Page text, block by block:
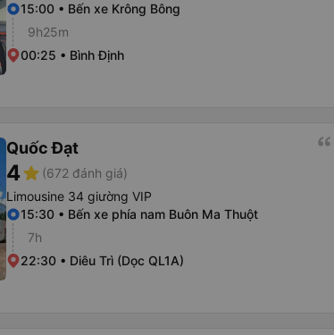
15:00 • Bến xe Krông Bông
9h25m
00:25 • Bình Định
Quốc Đạt
4star (672 đánh giá)
Limousine 34 giường VIP
15:30 • Bến xe phía nam Buôn Ma Thuột
7h
22:30 • Diêu Trì (Dọc QL1A)